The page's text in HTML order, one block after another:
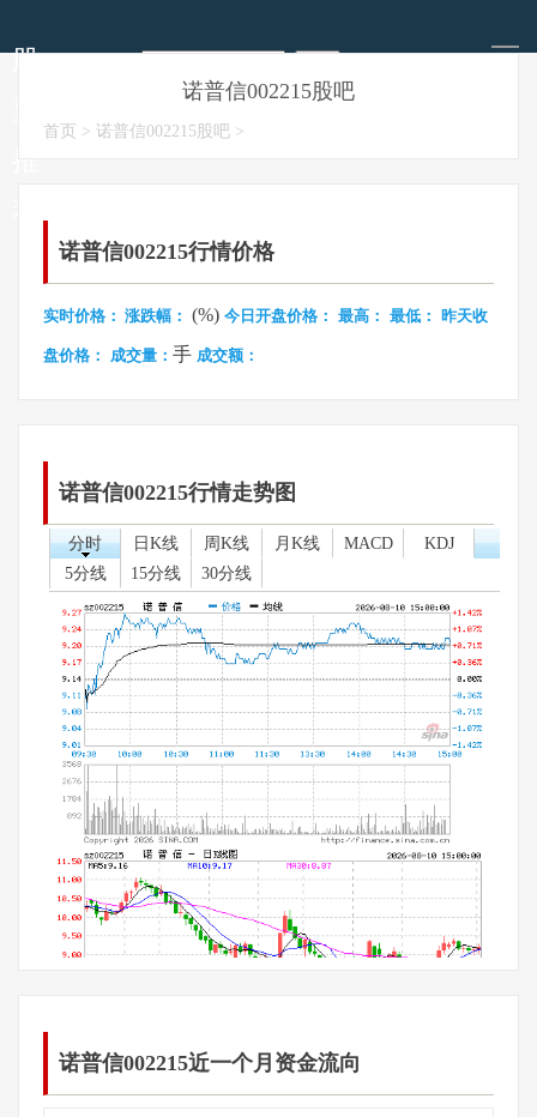
航
股
今日股票推荐
明天股市走势
每日涨停板预测
今日股市要闻
诺普信002215股吧
首页 > 诺普信002215股吧 >
诺普信002215行情价格
实时价格： 涨跌幅： (%) 今日开盘价格： 最高： 最低： 昨天收
盘价格： 成交量： 手 成交额：
诺普信002215行情走势图
分时 日K线 周K线 月K线 MACD
KDJ
5分线
15分线 30分线
诺普信002215近一个月资金流向